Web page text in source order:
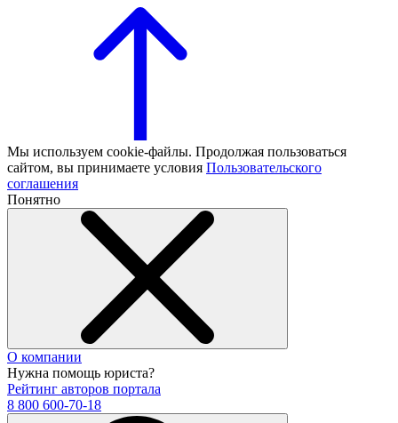
Мы используем cookie-файлы. Продолжая пользоваться
сайтом, вы принимаете условия Пользовательского
соглашения
Понятно
О компании
Нужна помощь юриста?
Рейтинг авторов портала
8 800 600-70-18